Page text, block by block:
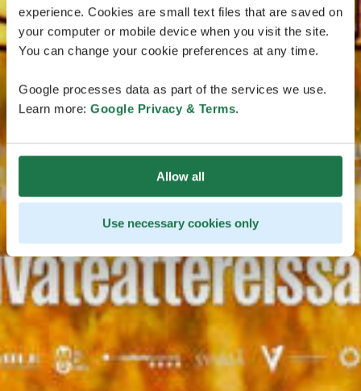
experience. Cookies are small text files that are saved on
your computer or mobile device when you visit the site.
You can change your cookie preferences at any time.
Google processes data as part of the services we use.
Learn more: Google Privacy & Terms.
Allow all
Use necessary cookies only